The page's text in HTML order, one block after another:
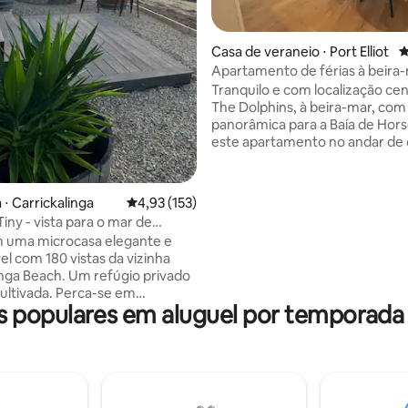
de 5, 85 avaliações
Carrickalinga 4,93 de uma avaliação média de 5, 153
4,93 (153)
- vista para o mar de
uma microcasa elegante e
com 180 vistas da vizinha
Beach. Um refúgio privado
Perca-se em
diários, nuvens de
deslumbrantes e vistas
Casa de veraneio ⋅ Port Elliot
Apartamento de férias à
Aanuka Port Elliot
Tranquilo e com localização
The Dolphins, à beira-mar,
panorâmica para a Baía de
este apartamento no andar de
acordar com belos nasceres
relaxar ao som das ondas abaixo.
populares em aluguel por